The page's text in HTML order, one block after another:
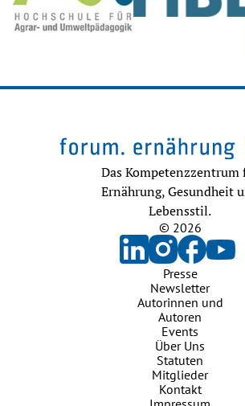
Das Kompetenzzentrum
Ernährung, Gesundheit
Lebensstil.
© 2026
Presse
Newsletter
Autorinnen und
Autoren
Events
Über Uns
Statuten
Mitglieder
Kontakt